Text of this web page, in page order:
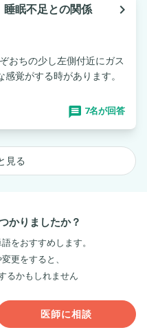
睡眠不足との関係
navigate_next
おちの少し左側付近にガス
覚がする時があります。
7名が回答
見る
かりましたか？
をおすすめします。
更をすると、
るかもしれません
医師に相談